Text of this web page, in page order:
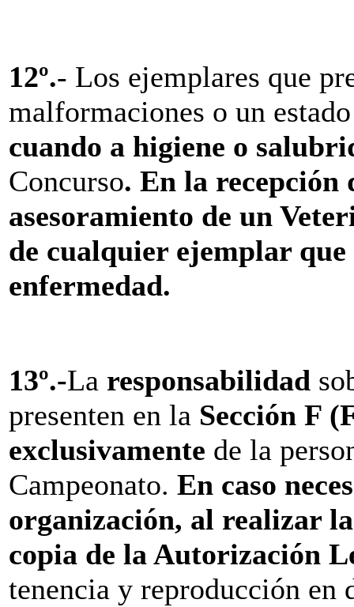
12º.- Los ejemplares que
malformaciones o un
cuando a higiene o
Concurso. En la recepción
asesoramiento de un
de cualquier ejemplar que
enfermedad.
13º.-La responsabilidad
presenten en la Sección F
exclusivamente de la
Campeonato. En caso
organización, al realizar
copia de la Autorización
tenencia y reproducción en